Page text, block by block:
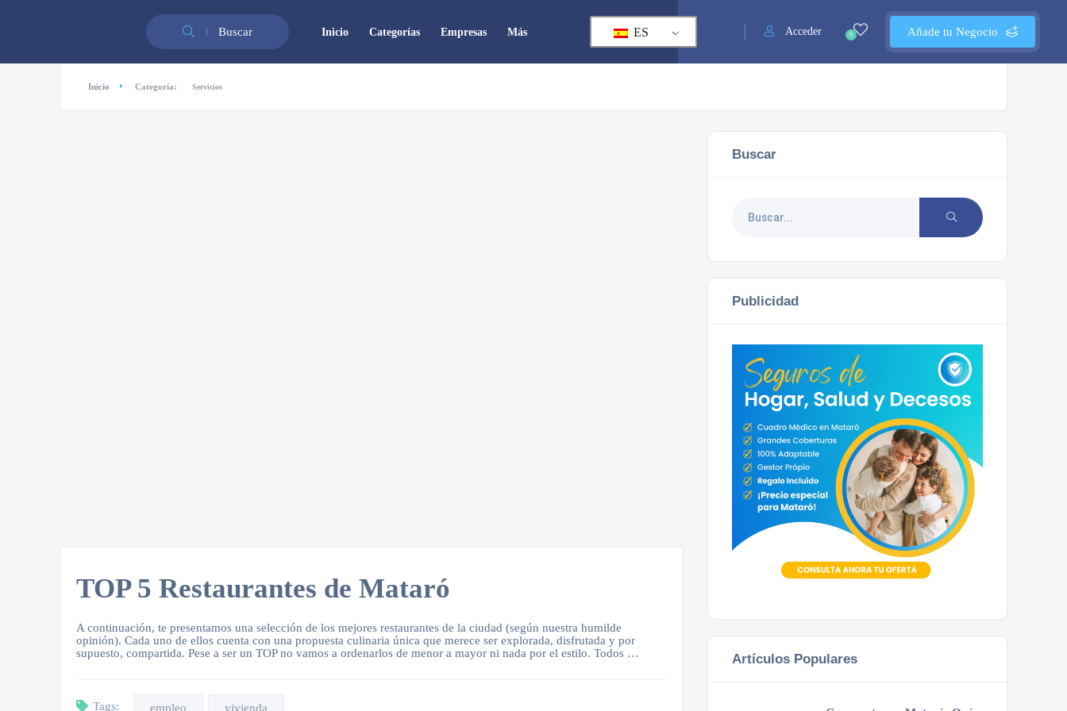
Buscar Añade tu Negocio
0
Acceder
ES
Inicio Categorías Empresas Más
Inicio Categoría: Servicios
TOP 5 Restaurantes de Mataró
A continuación, te presentamos una selección de los mejores restaurantes de la ciudad (según nuestra humilde
opinión). Cada uno de ellos cuenta con una propuesta culinaria única que merece ser explorada, disfrutada y por
supuesto, compartida. Pese a ser un TOP no vamos a ordenarlos de menor a mayor ni nada por el estilo. Todos …
Tags: empleo vivienda
Buscar
Publicidad
Artículos Populares